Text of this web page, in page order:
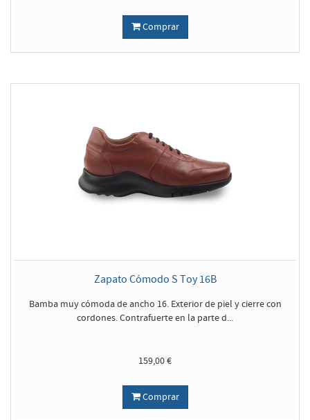
Comprar
Zapato Cómodo S Toy 16B
Bamba muy cómoda de ancho 16. Exterior de piel y cierre con
cordones. Contrafuerte en la parte d...
159,00 €
Comprar